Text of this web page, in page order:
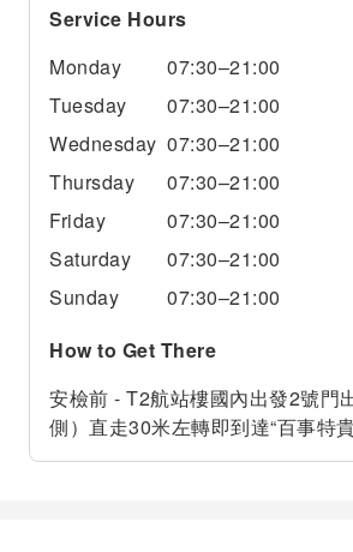
Service Hours
Monday
07:30–21:00
Tuesday
07:30–21:00
Wednesday 07:30–21:00
Thursday
07:30–21:00
Friday
07:30–21:00
Saturday
07:30–21:00
Sunday
07:30–21:00
How to Get There
安檢前 - T2航站樓國內出發2號門
側）直走30米左轉即到達“百事特